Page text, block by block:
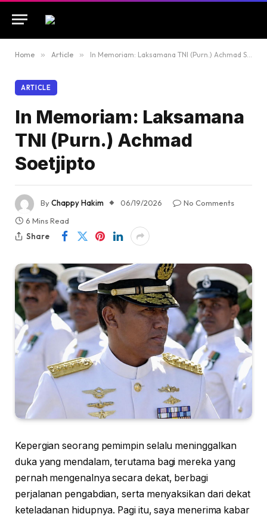
Home » Article » In Memoriam: Laksamana TNI (Purn.) Achmad Soetjipto
ARTICLE
In Memoriam: Laksamana
TNI (Purn.) Achmad
Soetjipto
ByChappy Hakim 06/19/2026
No Comments
6 Mins Read
Share
Kepergian seorang pemimpin selalu meninggalkan
duka yang mendalam, terutama bagi mereka yang
pernah mengenalnya secara dekat, berbagi
perjalanan pengabdian, serta menyaksikan dari dekat
keteladanan hidupnya. Pagi itu, saya menerima kabar